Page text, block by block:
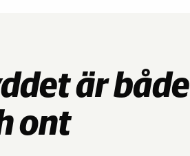
är både
ont